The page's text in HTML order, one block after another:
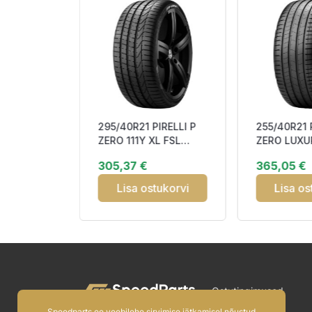
295/40R21 PIRELLI P
ZERO 111Y XL FSL
305,37 €
Lisa ostukorvi
255/40R21
ZERO
365,05 €
Lisa
Ostutingimused